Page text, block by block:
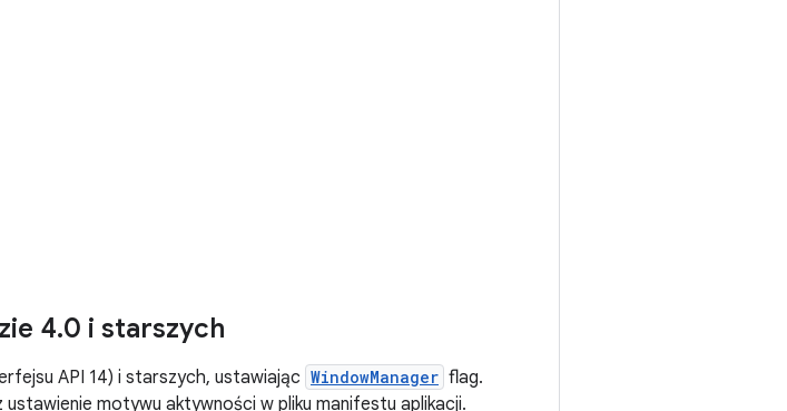
4.0 i starszych
API 14) i starszych, ustawiając WindowManager flag.
motywu aktywności w pliku manifestu aplikacji.